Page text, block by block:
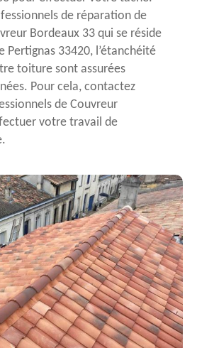
de réparation de
Bordeaux 33 qui se réside
Pertignas 33420, l’étanchéité
toiture sont assurées
Pour cela, contactez
de Couvreur
votre travail de